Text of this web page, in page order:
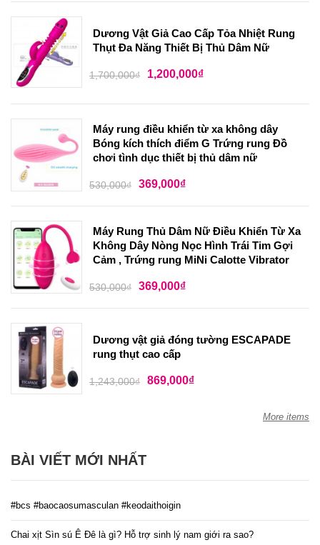
Dương Vật Giả Cao Cấp Tỏa Nhiệt Rung
Thụt Đa Năng Thiết Bị Thủ Dâm Nữ
1,700,000₫ 1,200,000₫
Máy rung điều khiển từ xa không dây
Bóng kích thích điểm G Trứng rung Đồ
chơi tình dục thiết bị thủ dâm nữ
530,000₫ 369,000₫
Máy Rung Thủ Dâm Nữ Điều Khiển Từ Xa
Không Dây Nòng Nọc Hình Trái Tim Gợi
Cảm , Trứng rung MiNi Calotte Vibrator
530,000₫ 369,000₫
Dương vật giả đóng tường ESCAPADE
rung thụt cao cấp
1,243,000₫ 869,000₫
More items
BÀI VIẾT MỚI NHẤT
#bcs #baocaosumasculan #keodaithoigin
Chai xịt Sìn sú Ê Đê là gì? Hỗ trợ sinh lý nam giới ra sao?